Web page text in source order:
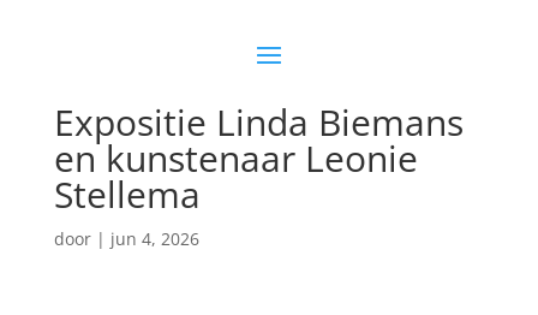
Expositie Linda Biemans
en kunstenaar Leonie
Stellema
door | jun 4, 2026